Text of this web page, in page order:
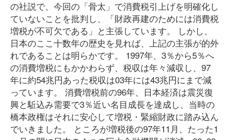
の社説で、今回の「骨太」で消費税引上げを明確化し
ていないことを批判し、「財政再建のためには消費税
増税が不可欠である」と主張しています。 しかし、
日本のここ十数年の歴史を見れば、上記の主張が的外
れであることは明らかです。 1997年、3％から5％へ
の消費増税にもかかわらず、税収は年々減収し、97
年に約54兆円あった税収は03年には43兆円にまで減
っています。 消費増税前の96年、日本経済は震災復
興と駈込み需要で3％近い名目成長を達成し、当時の
橋本政権はそれに安心して増税・緊縮財政に踏み込ん
でいきました。 ところが増税後の97年11月、たった1